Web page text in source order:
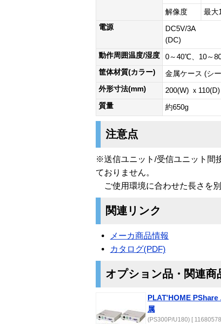
解像度
最大
電源
DC5V/3A
(DC)
動作周囲温度/湿度
0～40℃、10～
筐体材質(カラー)
金属ケース (シ
外形寸法(mm)
200(W) ｘ
質量
約650g
注意点
※送信ユニット/受信ユニット間
ておりません。
ご使用環境に合わせた長さを
関連リンク
メーカ商品情報
カタログ(PDF)
オプション品・関連商
PLAT'HOME PShare
属
(PS300P/U180) [